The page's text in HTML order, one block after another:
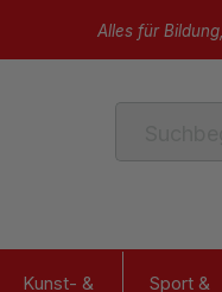
Alles für
Kunst- &
Sport &